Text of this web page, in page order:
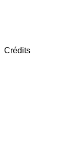
Crédits